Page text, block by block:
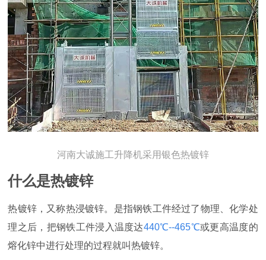
河南大诚施工升降机采用银色热镀锌
什么是热镀锌
热镀锌，又称热浸镀锌。是指钢铁工件经过了物理、化学处
理之后，把钢铁工件浸入温度达440℃--465℃或更高温度的
熔化锌中进行处理的过程就叫热镀锌。